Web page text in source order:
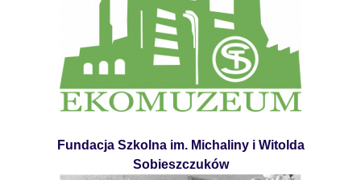
Fundacja Szkolna im. Michaliny i Witolda
Sobieszczuków